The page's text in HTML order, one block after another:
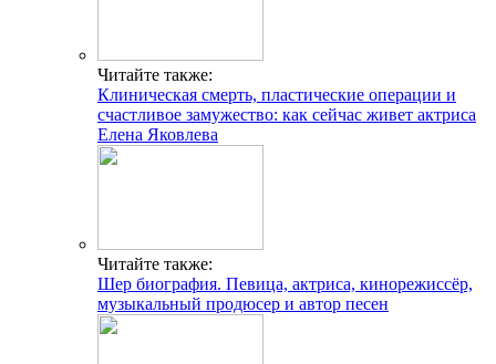
Читайте также:
Клиническая смерть, пластические операции и
счастливое замужество: как сейчас живет актриса
Елена Яковлева
Читайте также:
Шер биография. Певица, актриса, кинорежиссёр,
музыкальный продюсер и автор песен